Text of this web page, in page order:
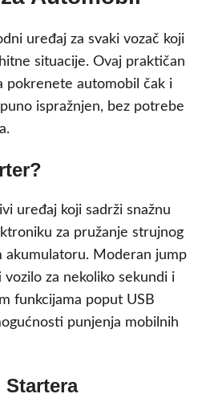
uređaj za svaki vozač koji
situacije. Ovaj praktičan
pokrenete automobil čak i
ispražnjen, bez potrebe
uređaj koji sadrži snažnu
za pružanje strujnog
akumulatoru. Moderan jump
za nekoliko sekundi i
funkcijama poput USB
punjenja mobilnih